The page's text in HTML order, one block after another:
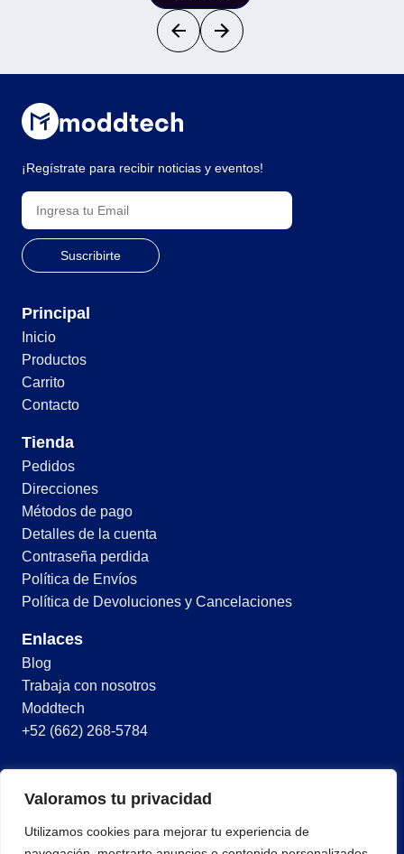
Valoramos tu privacidad
Utilizamos cookies para mejorar tu experiencia de
¡Regístrate para recibir noticias y eventos!
Principal
Inicio
Productos
Carrito
Contacto
Tienda
Pedidos
Direcciones
Métodos de pago
Detalles de la cuenta
Contraseña perdida
Política de Envíos
Política de Devoluciones y Cancelaciones
Enlaces
Blog
Trabaja con nosotros
Moddtech
+52 (662) 268-5784
© 2026 Todos los derechos reservados
Política de privacidad